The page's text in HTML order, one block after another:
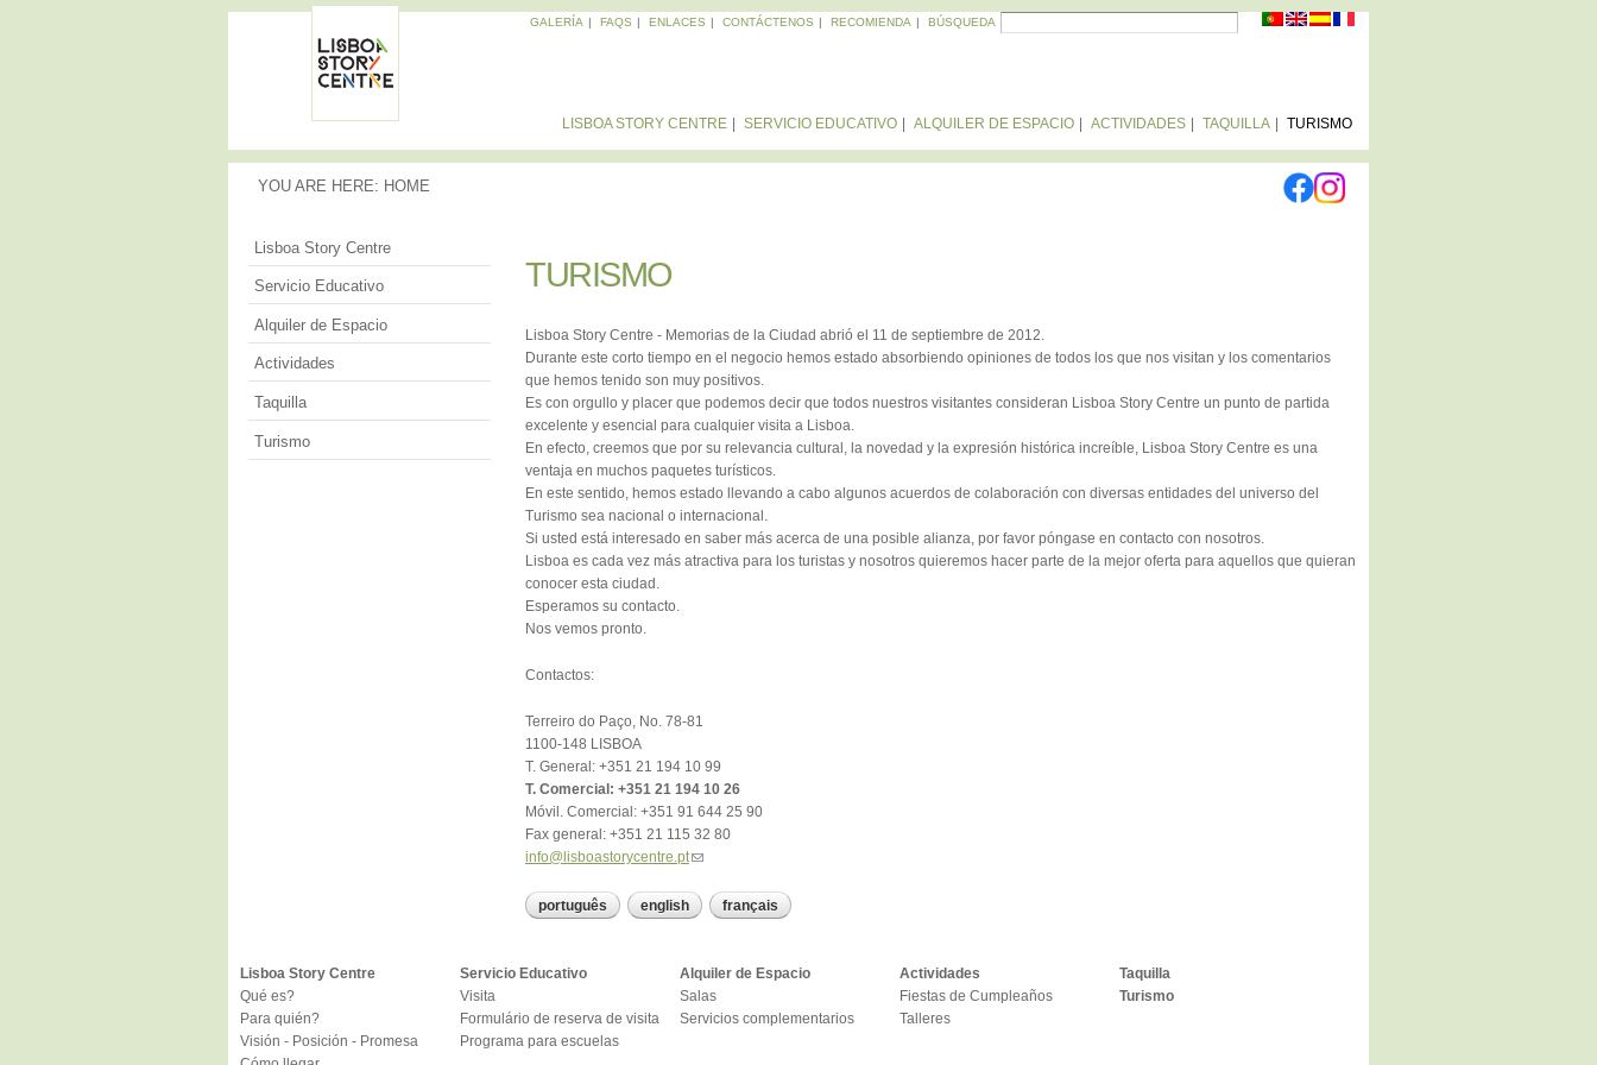
Skip to
SEARCH FORM
GALERÍA FAQS ENLACES CONTÁCTENOS RECOMIENDA BÚSQUEDA
LISBOA
STORY
CENTRE
LISBOA STORY CENTRE SERVICIO EDUCATIVO ALQUILER DE ESPACIO ACTIVIDADES TAQUILLA TURISMO
YOU ARE HERE
YOU ARE HERE: HOME
Lisboa Story Centre
Servicio Educativo
Alquiler de Espacio
Actividades
Taquilla
Turismo
TURISMO
Lisboa Story Centre - Memorias de la Ciudad abrió el 11 de septiembre de 2012.
Durante este corto tiempo en el negocio hemos estado absorbiendo opiniones de todos los que nos visitan y los comentarios
que hemos tenido son muy positivos.
Es con orgullo y placer que podemos decir que todos nuestros visitantes consideran Lisboa Story Centre un punto de partida
excelente y esencial para cualquier visita a Lisboa.
En efecto, creemos que por su relevancia cultural, la novedad y la expresión histórica increíble, Lisboa Story Centre es una
ventaja en muchos paquetes turísticos.
En este sentido, hemos estado llevando a cabo algunos acuerdos de colaboración con diversas entidades del universo del
Turismo sea nacional o internacional.
Si usted está interesado en saber más acerca de una posible alianza, por favor póngase en contacto con nosotros.
Lisboa es cada vez más atractiva para los turistas y nosotros quieremos hacer parte de la mejor oferta para aquellos que quieran
conocer esta ciudad.
Esperamos su contacto.
Nos vemos pronto.
Contactos:
Terreiro do Paço, No. 78-81
1100-148 LISBOA
T. General: +351 21 194 10 99
T. Comercial: +351 21 194 10 26
Móvil. Comercial: +351 91 644 25 90
Fax general: +351 21 115 32 80
info@lisboastorycentre.pt
português english français
Lisboa Story Centre
Qué es?
Para quién?
Visión - Posición - Promesa
Servicio Educativo
Visita
Formulário de reserva de visita
Programa para escuelas
Alquiler de Espacio
Salas
Servicios complementarios
Actividades
Fiestas de Cumpleaños
Talleres
Taquilla
Turismo